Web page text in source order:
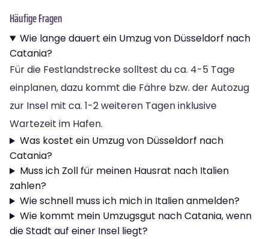
Häufige Fragen
Wie lange dauert ein Umzug von Düsseldorf nach
Catania?
Für die Festlandstrecke solltest du ca. 4-5 Tage
einplanen, dazu kommt die Fähre bzw. der Autozug
zur Insel mit ca. 1-2 weiteren Tagen inklusive
Wartezeit im Hafen.
Was kostet ein Umzug von Düsseldorf nach
Catania?
Muss ich Zoll für meinen Hausrat nach Italien
zahlen?
Wie schnell muss ich mich in Italien anmelden?
Wie kommt mein Umzugsgut nach Catania, wenn
die Stadt auf einer Insel liegt?